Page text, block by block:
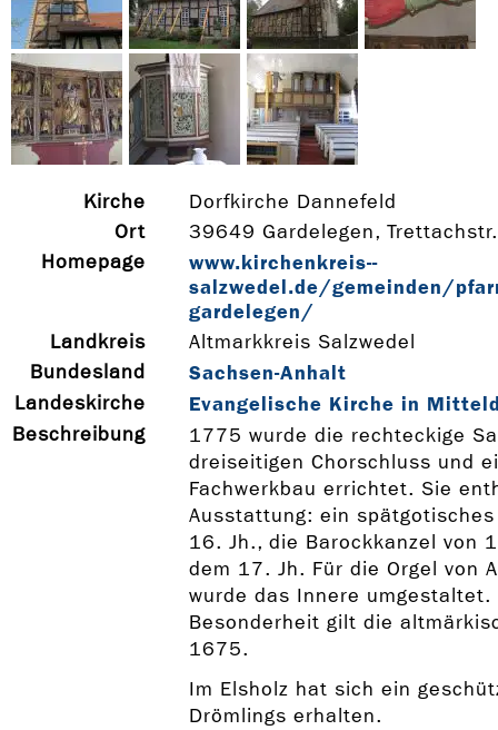
Kirche
Dorfkirche Dannefeld
Ort
39649 Gardelegen,
Homepage
www.kirchenkreis-­
salzwedel.de/gemeinden/
gardelegen/
Landkreis
Altmarkkreis Salzwedel
Bundesland
Sachsen-Anhalt
Landeskirche Evangelische Kirche in
Beschreibung
1775 wurde die rechteckige
dreiseitigen Chorschluss und
Fachwerkbau errichtet. Sie
Ausstattung: ein
16. Jh., die Barockkanzel von
dem 17. Jh. Für die Orgel von
wurde das Innere
Besonderheit gilt die
1675.
Im Elsholz hat sich ein
Drömlings erhalten.